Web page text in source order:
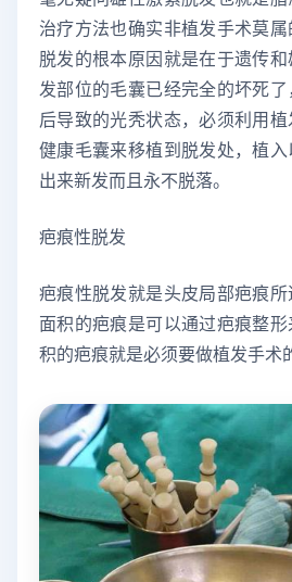
治疗方法也确实非植发手术莫
脱发的根本原因就是在于遗传
发部位的毛囊已经完全的坏死
后导致的光秃状态，必须利用
健康毛囊来移植到脱发处，植
出来新发而且永不脱落。
疤痕性脱发
疤痕性脱发就是头皮局部疤痕
面积的疤痕是可以通过疤痕整
积的疤痕就是必须要做植发手术